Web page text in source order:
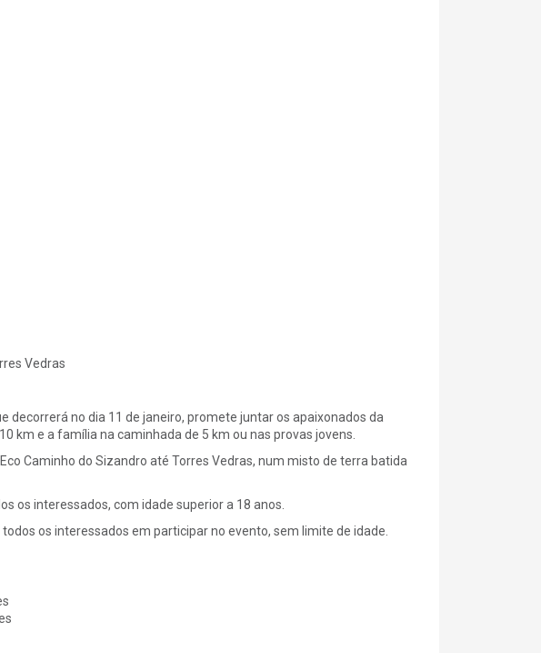
Vedras
decorrerá no dia 11 de janeiro, promete juntar os apaixonados da
km e a família na caminhada de 5 km ou nas provas jovens.
Caminho do Sizandro até Torres Vedras, num misto de terra batida
os interessados, com idade superior a 18 anos.
os interessados em participar no evento, sem limite de idade.